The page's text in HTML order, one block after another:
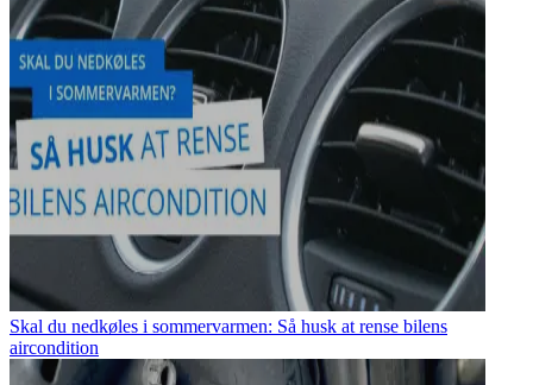
Skal du nedkøles i sommervarmen: Så husk at rense bilens
aircondition